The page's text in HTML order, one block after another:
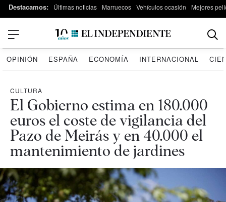
Destacamos: Últimas noticias Marruecos Vehículos ocasión Mejores
OPINIÓN ESPAÑA ECONOMÍA INTERNACIONAL
CULTURA
El Gobierno estima en 180.000
euros el coste de vigilancia del
Pazo de Meirás y en 40.000 el
mantenimiento de jardines